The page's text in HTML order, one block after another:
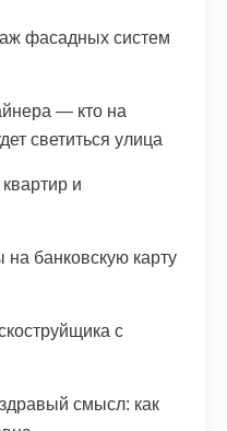
фасадных систем
— кто на
светиться улица
и
банковскую карту
с
смысл: как